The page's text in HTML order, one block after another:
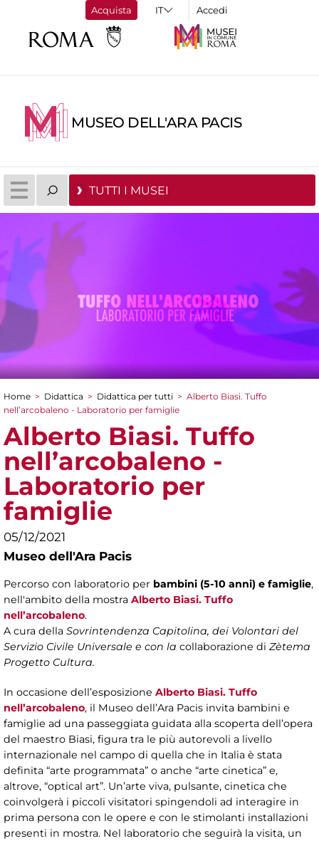
Acquista Accedi
MUSEO DELL'ARA PACIS
TUTTI I MUSEI
Tu sei qui
Home > Didattica > Didattica per tutti > Alberto Biasi. Tuffo
nell’arcobaleno - Laboratorio per famiglie
Alberto Biasi. Tuffo
nell’arcobaleno -
Laboratorio per
famiglie
05/12/2021
Museo dell'Ara Pacis
Percorso con laboratorio per bambini (5-10 anni) e famiglie,
nell'ambito della mostra Alberto Biasi. Tuffo
nell’arcobaleno.
A cura della Sovrintendenza Capitolina, dei Volontari del
Servizio Civile Universale e con la collaborazione di Zètema
Progetto Cultura.
In occasione dell’esposizione Alberto Biasi. Tuffo
nell’arcobaleno, il Museo dell’Ara Pacis invita bambini e
famiglie ad una passeggiata guidata alla scoperta dell’opera
del maestro Biasi, figura tra le più autorevoli a livello
internazionale nel campo di quella che in Italia è stata
definita “arte programmata” o anche “arte cinetica” e,
altrove, “optical art”. Un’arte viva, pulsante, cinetica che
coinvolgerà i piccoli visitatori spingendoli ad interagire in
prima persona con le opere e con le stimolanti installazioni
presenti in mostra. Nel laboratorio che seguirà la visita, un